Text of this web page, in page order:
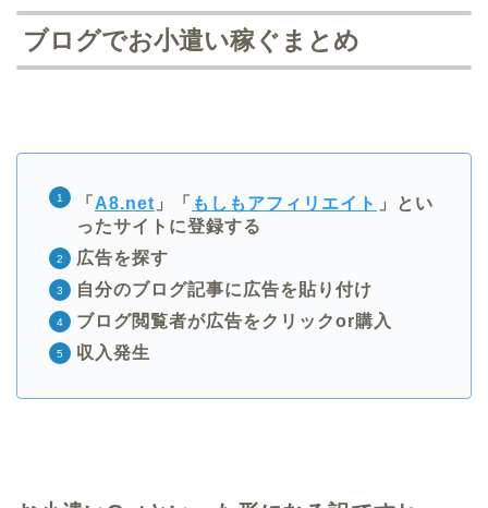
ブログでお小遣い稼ぐまとめ
「 A8.net 」「 もしもアフィリエイト
」とい
ったサイトに登録する
広告を探す
自分のブログ記事に広告を貼り付け
ブログ閲覧者が広告をクリックor購入
収入発生